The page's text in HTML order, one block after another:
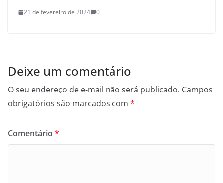
21 de fevereiro de 2024 0
Deixe um comentário
O seu endereço de e-mail não será publicado. Campos
obrigatórios são marcados com *
Comentário *